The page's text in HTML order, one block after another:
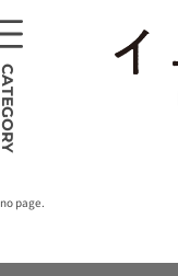
no page.